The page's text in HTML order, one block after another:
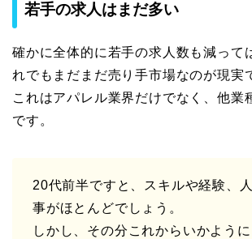
若手の求人はまだ多い
確かに全体的に若手の求人数も減って
れでもまだまだ売り手市場なのが現実
これはアパレル業界だけでなく、他業
です。
20代前半ですと、スキルや経験、
事がほとんどでしょう。
しかし、その分これからいかよう